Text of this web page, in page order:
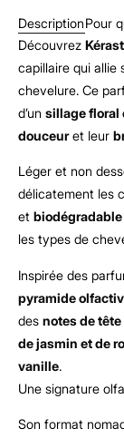
DescriptionPour
Découvrez
capillaire qui allie
chevelure. Ce
d’un sillage floral
douceuret leur
Léger et non
délicatement les
et biodégradable
les types de
Inspirée des
pyramide
des notes de tête
de jasmin et de
vanille.
Une signature
Son format